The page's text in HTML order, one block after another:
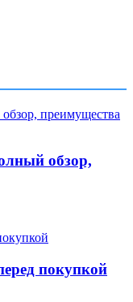
обзор,
покупкой